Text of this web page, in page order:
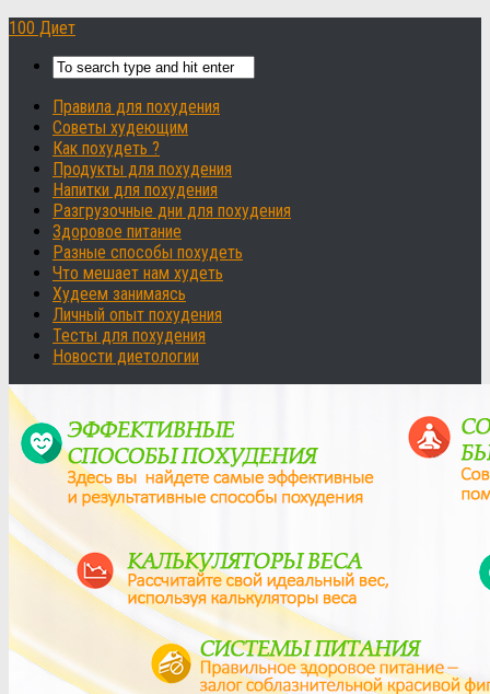
100 Диет
Правила для похудения
Советы худеющим
Как похудеть ?
Продукты для похудения
Напитки для похудения
Разгрузочные дни для похудения
Здоровое питание
Разные способы похудеть
Что мешает нам худеть
Худеем занимаясь
Личный опыт похудения
Тесты для похудения
Новости диетологии